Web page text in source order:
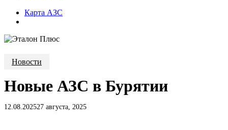
Карта АЗС
Новости
Новые АЗС в Бурятии
12.08.202527 августа, 2025